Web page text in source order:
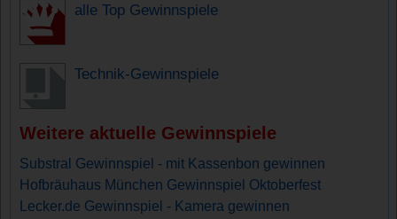
alle Top Gewinnspiele
Technik-Gewinnspiele
Weitere aktuelle Gewinnspiele
Substral Gewinnspiel - mit Kassenbon gewinnen
Hofbräuhaus München Gewinnspiel Oktoberfest
Lecker.de Gewinnspiel - Kamera gewinnen